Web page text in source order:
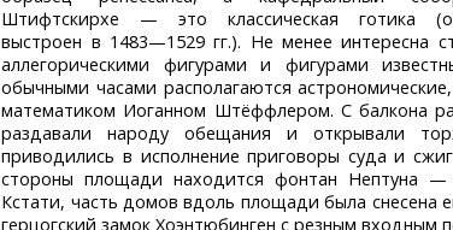
Штифтскирхе — это классическая готика
выстроен в 1483—1529 гг.). Не менее интересна
аллегорическими фигурами и фигурами
обычными часами располагаются
математиком Иоганном Штёффлером. С балкона
раздавали народу обещания и открывали
приводились в исполнение приговоры суда и
стороны площади находится фонтан Нептуна
Кстати, часть домов вдоль площади была снесена
герцогский замок Хоэнтюбинген с резным входным